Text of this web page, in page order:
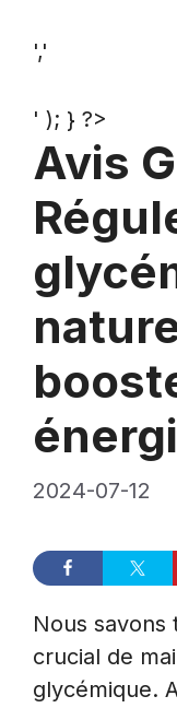
','
' ); } ?>
Avis
2024-07-12
Nous savons
crucial de
glycémique.